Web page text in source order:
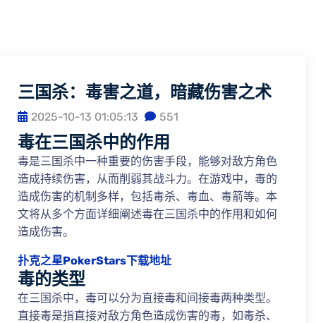
三国杀：毒害之道，暗藏伤害之术
2025-10-13 01:05:13 551
毒在三国杀中的作用
毒是三国杀中一种重要的伤害手段，能够对敌方角色
造成持续伤害，从而削弱其战斗力。在游戏中，毒的
造成伤害的机制多样，包括毒杀、毒血、毒箭等。本
文将从多个方面详细阐述毒在三国杀中的作用和如何
造成伤害。
扑克之星PokerStars下载地址
毒的类型
在三国杀中，毒可以分为直接毒和间接毒两种类型。
直接毒是指直接对敌方角色造成伤害的毒，如毒杀、